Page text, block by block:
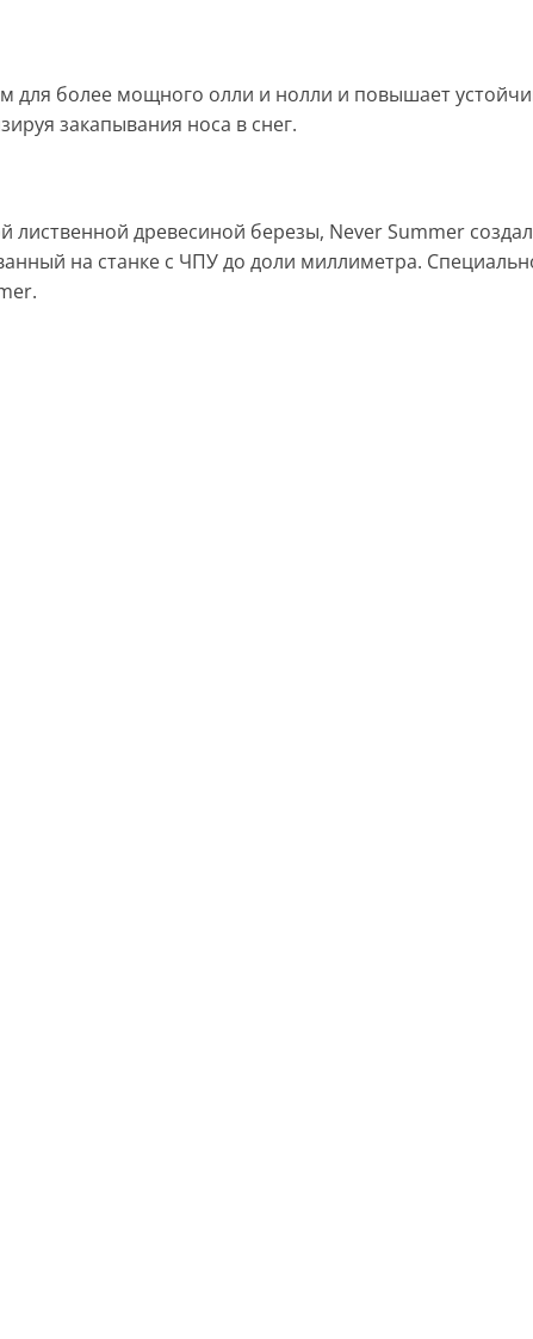
для более мощного олли и нолли и повышает
закапывания носа в снег.
лиственной древесиной березы, Never Summer
на станке с ЧПУ до доли миллиметра.